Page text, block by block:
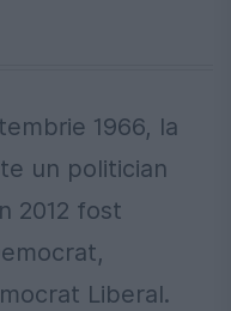
1966, la
un politician
2012 fost
Liberal.